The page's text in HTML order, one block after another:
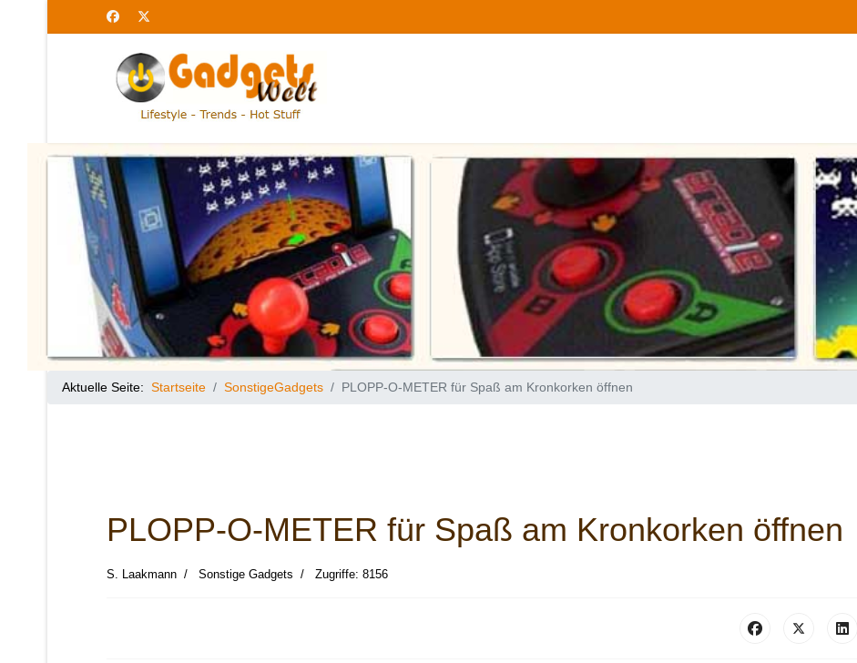
Aktuelle Seite: Startseite SonstigeGadgets PLOPP-O-METER für Spaß am Kronkorken öffnen
PLOPP-O-METER für Spaß am Kronkorken öffnen
S. Laakmann Sonstige Gadgets Zugriffe: 8156